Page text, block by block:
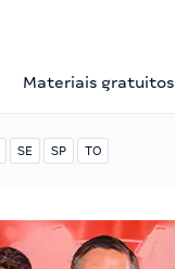
Materiais gratuitos
SE SP TO